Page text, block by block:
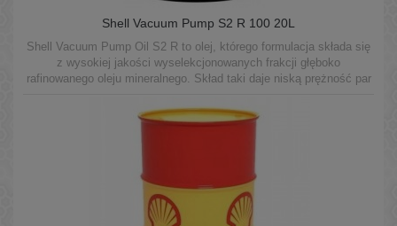
Shell Vacuum Pump S2 R 100 20L
Shell Vacuum Pump Oil S2 R to olej, którego formulacja składa się
z wysokiej jakości wyselekcjonowanych frakcji głęboko
rafinowanego oleju mineralnego. Skład taki daje niską prężność par
próżniowych.